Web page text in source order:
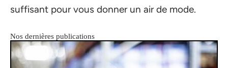
suffisant pour vous donner un air de mode.
Nos dernières publications